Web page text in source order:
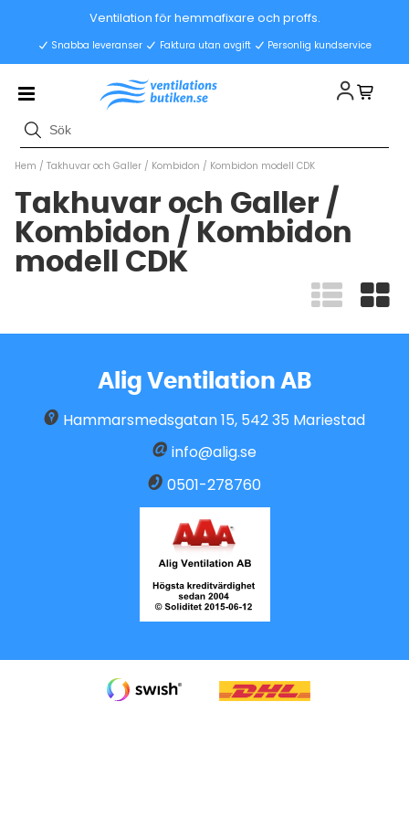
Ventilation för hemmafixare och proffs.
Snabba leveranser Faktura utan avgift Personlig kundservice
Hem / Takhuvar och Galler / Kombidon / Kombidon modell CDK
Takhuvar och Galler /
Kombidon / Kombidon
modell CDK
Alig Ventilation AB
Hammarsmedsgatan 15, 542 35 Mariestad
info@alig.se
0501-278760